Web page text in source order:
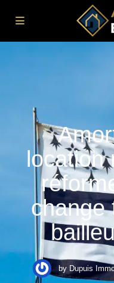
change
by Dupuis